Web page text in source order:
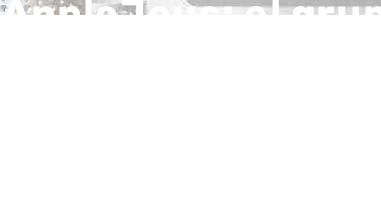
AppleJeus: el